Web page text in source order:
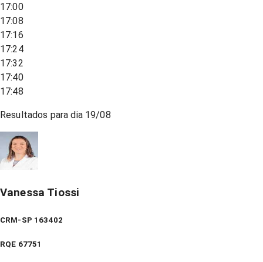
17:00
17:08
17:16
17:24
17:32
17:40
17:48
Resultados para dia 19/08
Vanessa Tiossi
CRM-SP 163402
RQE 67751